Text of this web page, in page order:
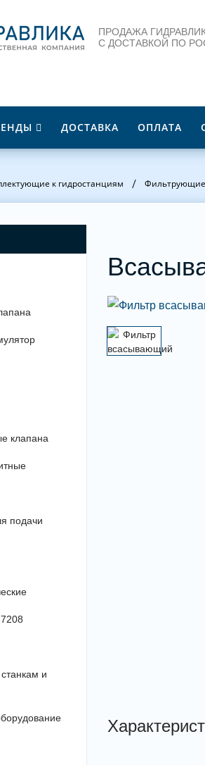
ПРОДАЖА
С ДОСТАВКОЙ ПО
ДОСТАВКА ОПЛАТА
к гидростанциям /
клапана
подачи
и